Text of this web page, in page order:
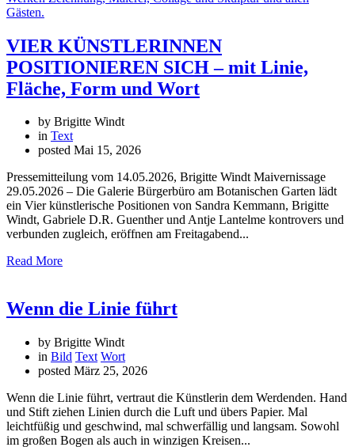
VIER KÜNSTLERINNEN
POSITIONIEREN SICH – mit Linie,
Fläche, Form und Wort
by Brigitte Windt
in Text
posted Mai 15, 2026
Pressemitteilung vom 14.05.2026, Brigitte Windt Maivernissage
29.05.2026 – Die Galerie Bürgerbüro am Botanischen Garten lädt
ein Vier künstlerische Positionen von Sandra Kemmann, Brigitte
Windt, Gabriele D.R. Guenther und Antje Lantelme kontrovers und
verbunden zugleich, eröffnen am Freitagabend...
Read More
Wenn die Linie führt
by Brigitte Windt
in Bild Text Wort
posted März 25, 2026
Wenn die Linie führt, vertraut die Künstlerin dem Werdenden. Hand
und Stift ziehen Linien durch die Luft und übers Papier. Mal
leichtfüßig und geschwind, mal schwerfällig und langsam. Sowohl
im großen Bogen als auch in winzigen Kreisen...